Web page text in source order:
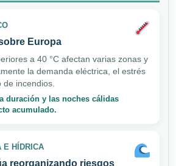
Europa
a 40 °C afectan varias zonas y
la demanda eléctrica, el estrés
de incendios.
duración y las noches cálidas
acumulado.
E HÍDRICA
reorganizando riesgos